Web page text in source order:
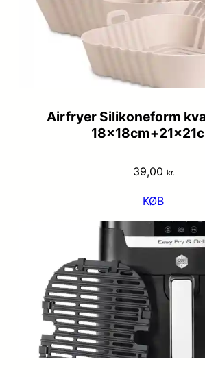
Airfryer Silikoneform
39,00 kr.
KØB